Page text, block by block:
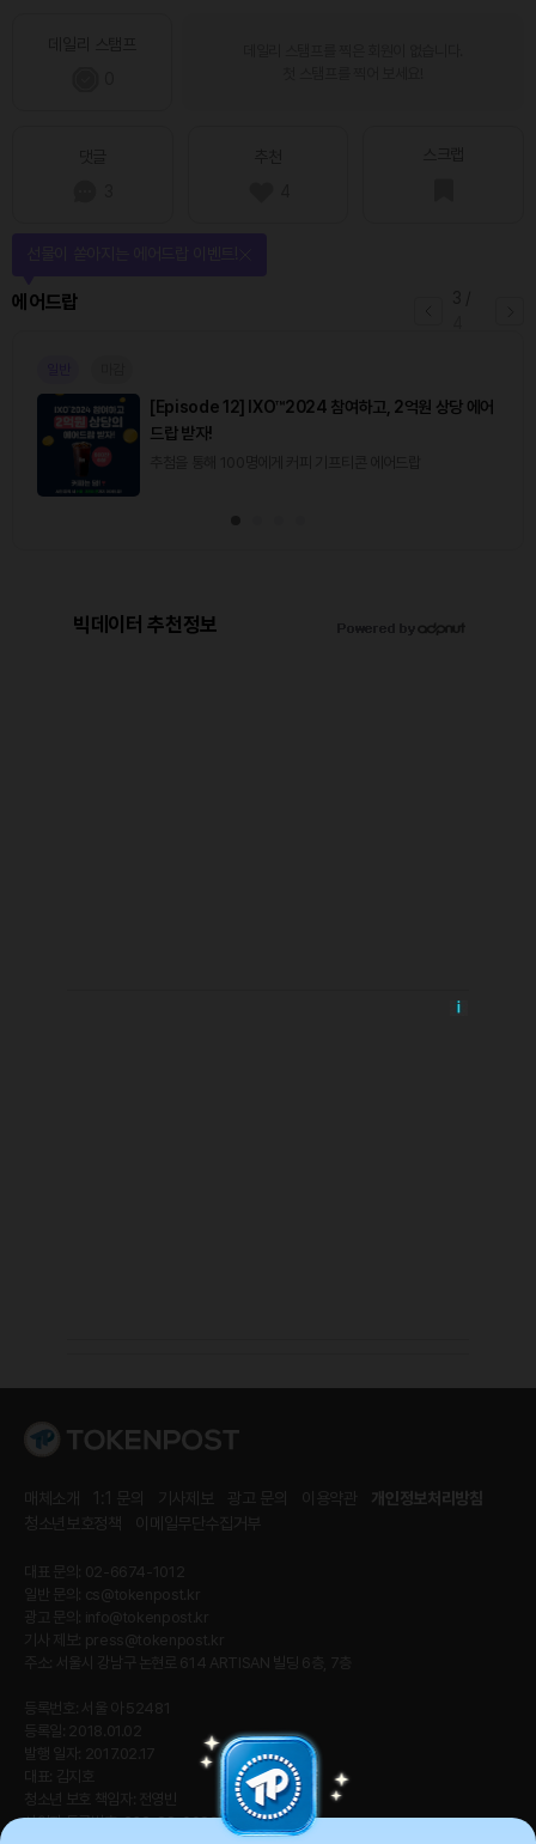
에어드랍
[Episode 12] IXO™2024 참여하고, 2억원 상당 에어
드랍 받자!
빅데이터 추천정보
매체소개 기사제보 광고 문의 이용약관
개인정보처리방침
청소년보호정책
이메일무단수집거부
대표 문의: 02-6674-1012
일반 문의: cs@tokenpost.kr
광고 문의:
info@tokenpost.kr
기사 제보: press@tokenpost.kr
주소: 서울시 강남구 논현로 614 ARTISAN 빌딩 6층, 7층
등록번호: 서울 아 52481
등록일: 2018.01.02
발행 일자: 2017.02.17
대표: 김지호
청소년 보호 책임자: 전영빈
사업자 등록번호: 232-88-00885